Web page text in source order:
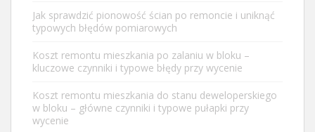
Jak sprawdzić pionowość ścian po remoncie i uniknąć
typowych błędów pomiarowych
Koszt remontu mieszkania po zalaniu w bloku –
kluczowe czynniki i typowe błędy przy wycenie
Koszt remontu mieszkania do stanu deweloperskiego
w bloku – główne czynniki i typowe pułapki przy
wycenie